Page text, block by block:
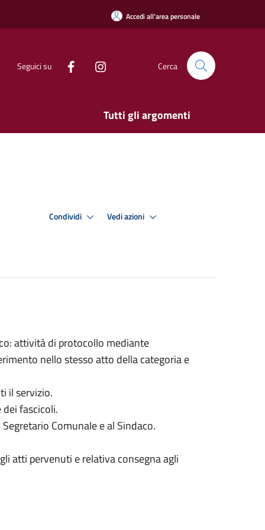
Accedi all'area personale
Seguici su Cerca
Tutti gli argomenti
Condividi Vedi azioni
attività di protocollo mediante
nello stesso atto della categoria e
il servizio.
fascicoli.
Comunale e al Sindaco.
atti pervenuti e relativa consegna agli